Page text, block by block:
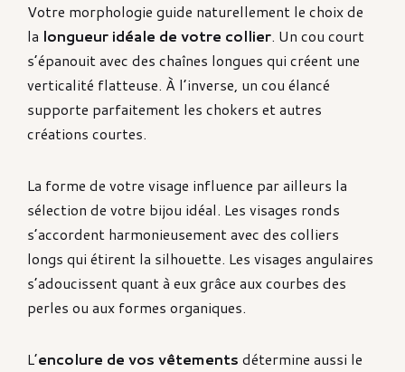
Votre morphologie guide naturellement le choix de
la longueur idéale de votre collier. Un cou court
s’épanouit avec des chaînes longues qui créent une
verticalité flatteuse. À l’inverse, un cou élancé
supporte parfaitement les chokers et autres
créations courtes.
La forme de votre visage influence par ailleurs la
sélection de votre bijou idéal. Les visages ronds
s’accordent harmonieusement avec des colliers
longs qui étirent la silhouette. Les visages angulaires
s’adoucissent quant à eux grâce aux courbes des
perles ou aux formes organiques.
L’encolure de vos vêtements détermine aussi le